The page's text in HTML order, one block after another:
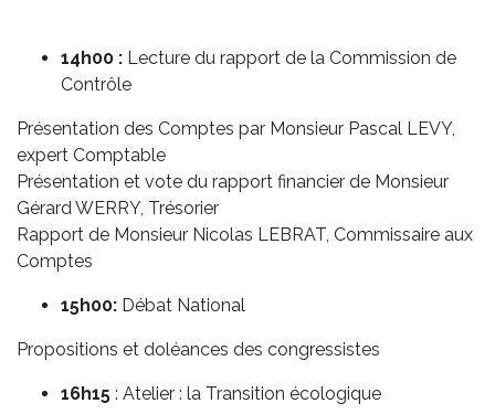
14h00 : Lecture du rapport de la Commission de
Contrôle
Présentation des Comptes par Monsieur Pascal LEVY,
expert Comptable
Présentation et vote du rapport financier de Monsieur
Gérard WERRY, Trésorier
Rapport de Monsieur Nicolas LEBRAT, Commissaire aux
Comptes
15h00: Débat National
Propositions et doléances des congressistes
16h15 : Atelier : la Transition écologique